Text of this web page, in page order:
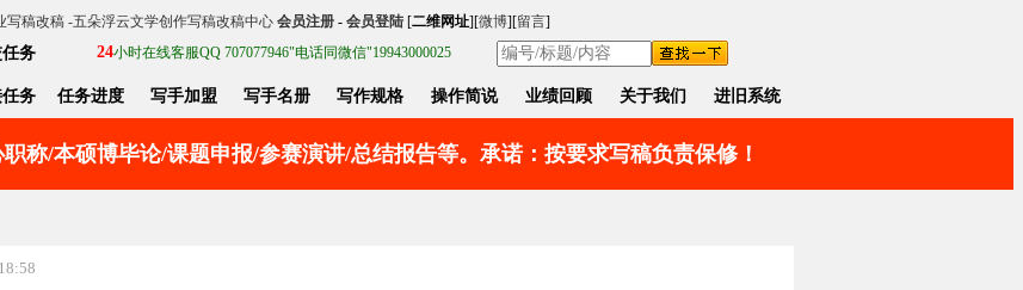
写稿改稿 -五朵浮云文学创作写稿改稿中心 会员注册- 会员登陆 [二维网址][微博][留言]
务 24小时在线客服QQ 707077946"电话同微信"19943000025
务 任务进度 写手加盟 写手名册 写作规格 操作简说 业绩回顾 关于我们 进旧系统
称/本硕博毕论/课题申报/参赛演讲/总结报告等。承诺：按要求写稿负责保修！